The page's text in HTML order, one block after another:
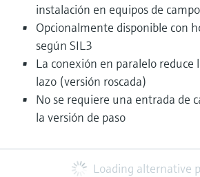
instalación en equipos de campo
Opcionalmente disponible con
según SIL3
La conexión en paralelo reduce
lazo (versión roscada)
No se requiere una entrada de
la versión de paso
Loading alternative